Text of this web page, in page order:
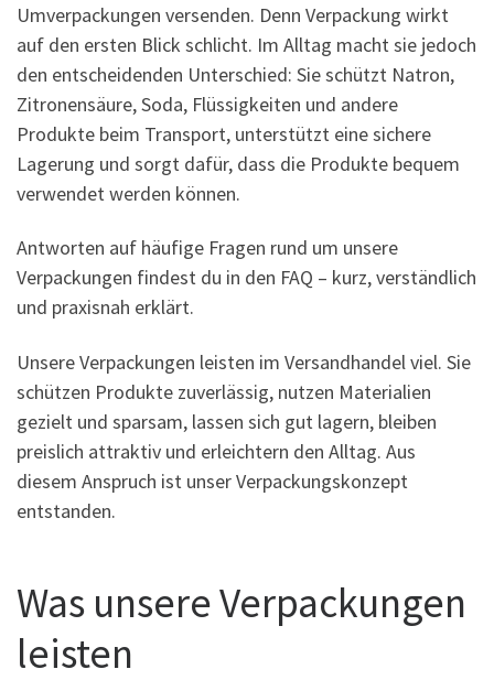
Umverpackungen versenden. Denn Verpackung wirkt
auf den ersten Blick schlicht. Im Alltag macht sie jedoch
den entscheidenden Unterschied: Sie schützt Natron,
Zitronensäure, Soda, Flüssigkeiten und andere
Produkte beim Transport, unterstützt eine sichere
Lagerung und sorgt dafür, dass die Produkte bequem
verwendet werden können.
Antworten auf häufige Fragen rund um unsere
Verpackungen findest du in den FAQ – kurz, verständlich
und praxisnah erklärt.
Unsere Verpackungen leisten im Versandhandel viel. Sie
schützen Produkte zuverlässig, nutzen Materialien
gezielt und sparsam, lassen sich gut lagern, bleiben
preislich attraktiv und erleichtern den Alltag. Aus
diesem Anspruch ist unser Verpackungskonzept
entstanden.
Was unsere Verpackungen
leisten